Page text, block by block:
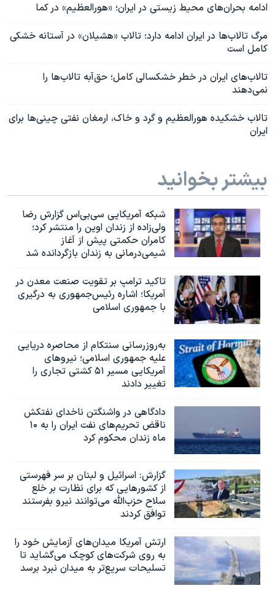
ادامه بحران‌های محیط زیستی در ایران؛ «هورالعظیم» در کما
مرگ تالاب‌ها در ایران ادامه دارد؛ تالاب «هشیلان» در آستانه خشکی
کامل است
تالاب‌های ایران در خطر خشکسالی کامل؛ حق‌آبه تالاب‌ها را
نمی‌دهند
تالاب خشکیده هورالعظیم و گرد و خاک، ارمغان نفتی چینی‌ها برای
ایران
بیشتر بخوانید
شبکه آمریکایی سی‌بی‌‌اس گزارش رضا
ولی‌زاده از زندان اوین را منتشر کرد؛
کامران حکمتی پیش از آغاز
شیمی‌درمانی به زندان بازگردانده شد
تاکید ترامپ بر تقویت صنعت معدن در
آمریکا؛ اشاره رئیس‌جمهوری به درگیری
با جمهوری اسلامی
به‌روزرسانی سنتکام از محاصره دریایی
علیه جمهوری اسلامی؛ نیروهای
آمریکایی مسیر ۵۱ کشتی تجاری را
تغییر دادند
دادگاهی در واشنگتن ناخدای نفتکش
ناقض تحریم‌های نفت ایران را به ۱۰
ماه زندان محکوم کرد
گزارش‌: اسرائيل و لبنان بر سر فهرستی
از کشورهایی که برای نظارت بر خلع
سلاح حزب‌الله می‌توانند نیرو بفرستند
توافق کردند
ارتش آمریکا میدان‌های آزمایش خود را
به روی شرکت‌های کوچک می‌گشاید تا
تسلیحات سریع‌تر به میدان نبرد برسد